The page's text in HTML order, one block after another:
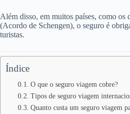
Além disso, em muitos países, como os
(Acordo de Schengen), o seguro é
turistas.
Índice
O que o seguro viagem cobre?
Tipos de seguro viagem
Quanto custa um seguro viagem